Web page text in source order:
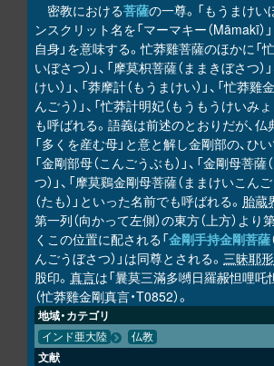
密教における菩薩の一尊。「もうまけい
ンスクリット名を「マーマキー（Māmakī）
自身」を意味する。忙莽雞菩薩のほかに「
いぼさつ）」、「摩莫枳菩薩（ままきぼさつ）
けい）」、「莽摩計（もうまけい）」、「忙莽
んごう）」、「忙莽計明妃（もうもうけいみ
も呼ばれる。語義は前述のとおりだが、
「多くを産む母」と意と解し金剛部の、ひ
「金剛部母（こんごうぶも）」、「金剛母菩
つ）」、「摩莫鷄金剛母菩薩（ままけいこんご
（たも）」といった名前でも呼ばれる。 胎蔵
第一列（向かって左側）の東方（上方）より
くこの位置に配される「金剛手持金剛菩薩
んごうぼさつ）」は同尊とされる。 三昧耶形
股印。 真言は「曩莫三滿多嚩日羅赧怛哩吒
（忙莽雞金剛真言・T0852）。
地域・カテゴリ
インド亜大陸 仏教
文献